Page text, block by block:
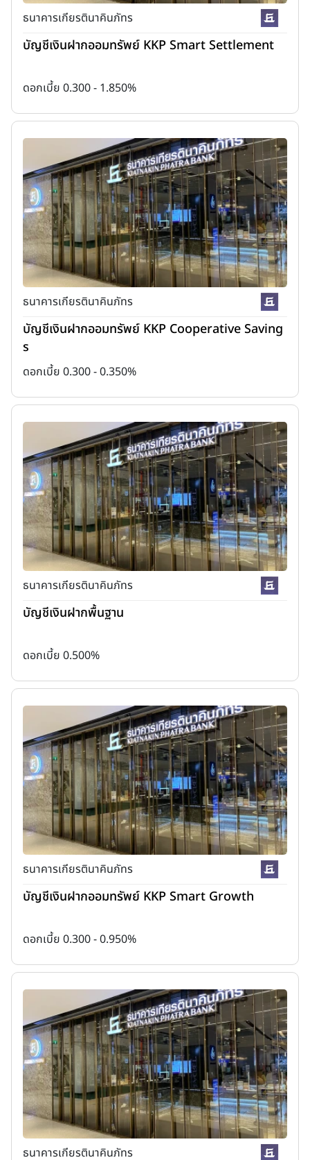
ธนาคารเกียรตินาคินภัทร
บัญชีเงินฝากออมทรัพย์ KKP Smart Settlement
ดอกเบี้ย 0.300 - 1.850%
ธนาคารเกียรตินาคินภัทร
บัญชีเงินฝากออมทรัพย์ KKP Cooperative Saving
s
ดอกเบี้ย 0.300 - 0.350%
ธนาคารเกียรตินาคินภัทร
บัญชีเงินฝากพื้นฐาน
ดอกเบี้ย 0.500%
ธนาคารเกียรตินาคินภัทร
บัญชีเงินฝากออมทรัพย์ KKP Smart Growth
ดอกเบี้ย 0.300 - 0.950%
ธนาคารเกียรตินาคินภัทร